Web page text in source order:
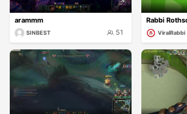
arammm
SINBEST 51
Rabbi
ViralRabbi